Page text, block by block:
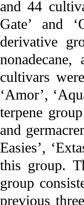
and 44
Gate’ and
derivative
cultivars
‘Amor’,
terpene
and
Easies’,
this group.
group
previous